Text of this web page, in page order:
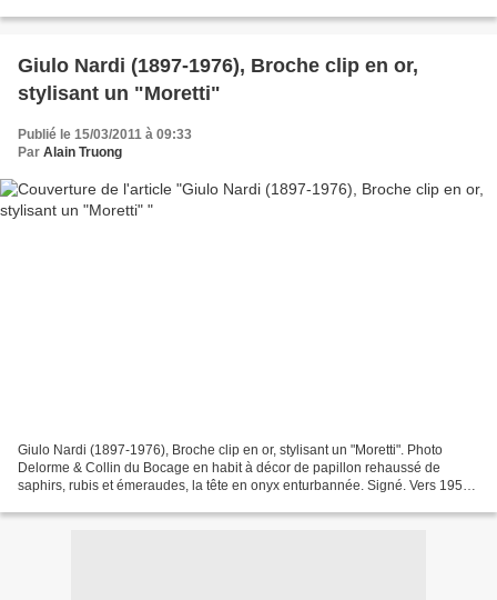
Giulo Nardi (1897-1976), Broche clip en or,
stylisant un "Moretti"
Publié le 15/03/2011 à 09:33
Par Alain Truong
Giulo Nardi (1897-1976), Broche clip en or, stylisant un "Moretti". Photo
Delorme & Collin du Bocage en habit à décor de papillon rehaussé de
saphirs, rubis et émeraudes, la tête en onyx enturbannée. Signé. Vers 1950.